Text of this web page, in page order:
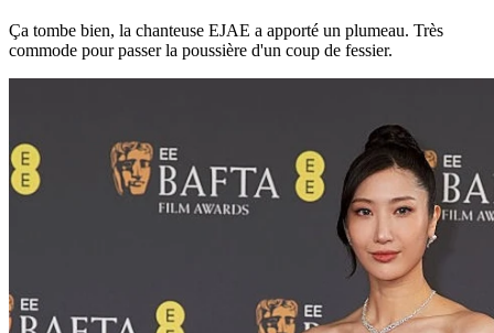
Ça tombe bien, la chanteuse EJAE a apporté un plumeau. Très
commode pour passer la poussière d'un coup de fessier.